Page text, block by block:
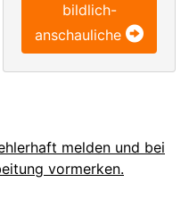
bildlich-
anschauliche
melden und bei
vormerken.